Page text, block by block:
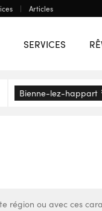
Articles
SERVICES
Bienne-lez-happart
région ou avec ces